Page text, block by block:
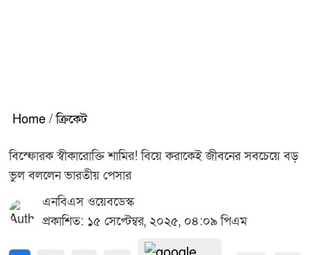
Home / ক্রিকেট
বিস্ফোরক স্বীকারোক্তি শামির! বিয়ে করাকেই জীবনের সবচেয়ে বড়
ভুল বললেন ভারতীয় পেসার
এনবিএস ওয়েবডেস্ক
প্রকাশিত: ১৫ সেপ্টেম্বর, ২০২৫, ০৪:০৯ পিএম